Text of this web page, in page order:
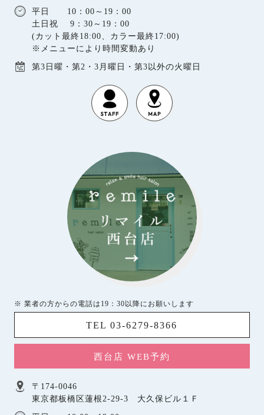
平日 10：00～19：00
土日祝 9：30～19：00
(カット最終18:00、カラー最終17:00)
※メニューにより時間変動あり
第3日曜・第2・3月曜日・第3以外の火曜日
※ 業者の方からの電話は19：30以降にお願いします
TEL 03-6279-8366
西台店 WEB予約
〒174-0046
東京都板橋区蓮根2-29-3 大久保ビル１Ｆ